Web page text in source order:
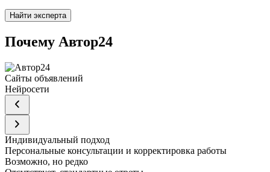
Найти эксперта
Почему Автор24
Сайты объявлений
Нейросети
Индивидуальный подход
Персональные консультации и корректировка работы
Возможно, но редко